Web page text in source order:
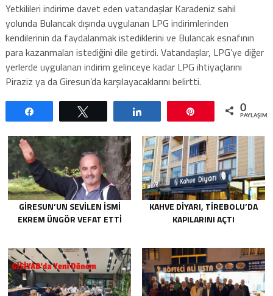
Yetkilileri indirime davet eden vatandaşlar Karadeniz sahil
yolunda Bulancak dışında uygulanan LPG indirimlerinden
kendilerinin da faydalanmak istediklerini ve Bulancak esnafının
para kazanmaları istediğini dile getirdi. Vatandaşlar, LPG’ye diğer
yerlerde uygulanan indirim gelinceye kadar LPG ihtiyaçlarını
Piraziz ya da Giresun’da karşılayacaklarını belirtti.
0
GIRESUN’UN SEVILEN İSMI
EKREM ÜNGÖR VEFAT ETTI
KAHVE DIYARI, TIREBOLU’DA
KAPILARINI AÇTI